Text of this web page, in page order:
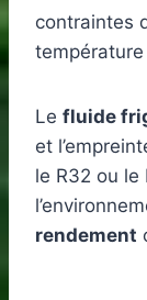
contraintes
Le fluide
et
le R32 ou le
rendement